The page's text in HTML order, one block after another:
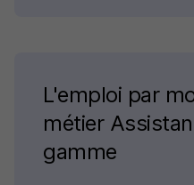
L'emploi par
métier
gamme